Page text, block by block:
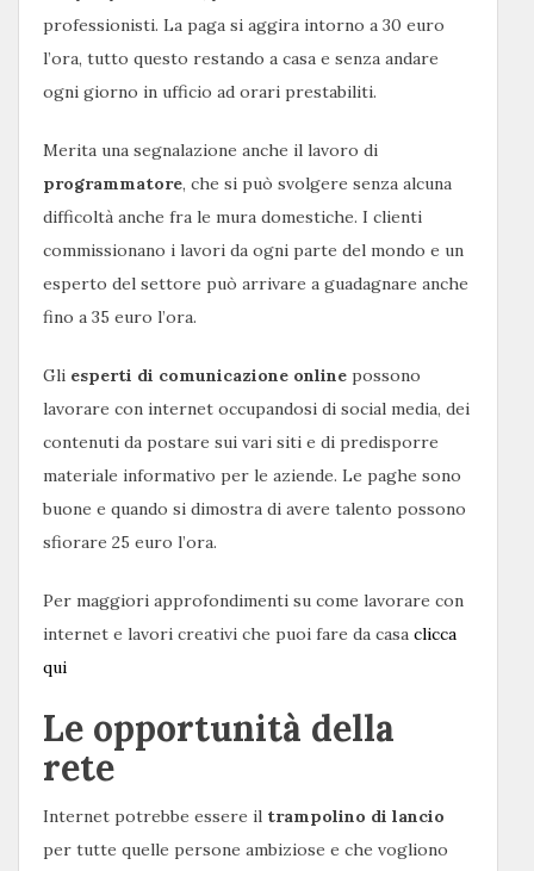
professionisti. La paga si aggira intorno a 30 euro
l’ora, tutto questo restando a casa e senza andare
ogni giorno in ufficio ad orari prestabiliti.
Merita una segnalazione anche il lavoro di
programmatore, che si può svolgere senza alcuna
difficoltà anche fra le mura domestiche. I clienti
commissionano i lavori da ogni parte del mondo e un
esperto del settore può arrivare a guadagnare anche
fino a 35 euro l’ora.
Gli esperti di comunicazione online possono
lavorare con internet occupandosi di social media, dei
contenuti da postare sui vari siti e di predisporre
materiale informativo per le aziende. Le paghe sono
buone e quando si dimostra di avere talento possono
sfiorare 25 euro l’ora.
Per maggiori approfondimenti su come lavorare con
internet e lavori creativi che puoi fare da casa clicca
qui
Le opportunità della
rete
Internet potrebbe essere il trampolino di lancio
per tutte quelle persone ambiziose e che vogliono